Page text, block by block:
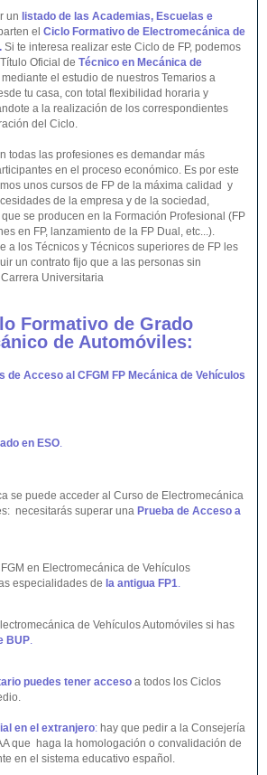
un listado de las Academias, Escuelas e
el Ciclo Formativo de Electromecánica de
Si te interesa realizar este Ciclo de FP, podemos
Oficial de Técnico en Mecánica de
mediante el estudio de nuestros Temarios a
tu casa, con total flexibilidad horaria y
a la realización de los correspondientes
del Ciclo.
todas las profesiones es demandar más
en el proceso económico. Es por este
unos cursos de FP de la máxima calidad y
de la empresa y de la sociedad,
se producen en la Formación Profesional (FP
en FP, lanzamiento de la FP Dual, etc...).
a los Técnicos y Técnicos superiores de FP les
un contrato fijo que a las personas sin
Universitaria
Formativo de Grado
de Automóviles:
de Acceso al CFGM FP Mecánica de Vehículos
en ESO.
se puede acceder al Curso de Electromecánica
necesitarás superar una Prueba de Acceso a
en Electromecánica de Vehículos
especialidades de la antigua FP1.
de Vehículos Automóviles si has
BUP.
puedes tener acceso a todos los Ciclos
en el extranjero: hay que pedir a la Consejería
que haga la homologación o convalidación de
en el sistema educativo español.